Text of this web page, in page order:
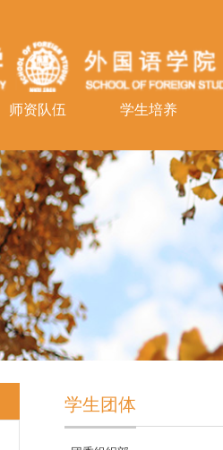
师资队伍 学生培养
学生团体